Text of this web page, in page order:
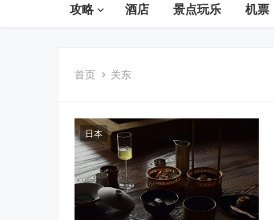
攻略 酒店 景点玩乐 机票
首页 关东
日本